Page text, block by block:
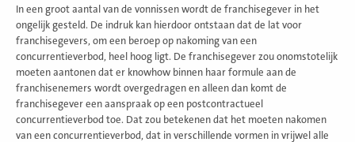
In een groot aantal van de vonnissen wordt de franchisegever in het
ongelijk gesteld. De indruk kan hierdoor ontstaan dat de lat voor
franchisegevers, om een beroep op nakoming van een
concurrentieverbod, heel hoog ligt. De franchisegever zou onomstotelijk
moeten aantonen dat er knowhow binnen haar formule aan de
franchisenemers wordt overgedragen en alleen dan komt de
franchisegever een aanspraak op een postcontractueel
concurrentieverbod toe. Dat zou betekenen dat het moeten nakomen
van een concurrentieverbod, dat in verschillende vormen in vrijwel alle